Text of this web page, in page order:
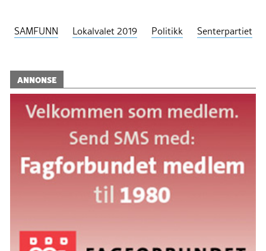
SAMFUNN Lokalvalet 2019 Politikk Senterpartiet
ANNONSE